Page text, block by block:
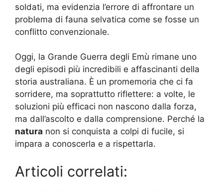
soldati, ma evidenzia l’errore di affrontare un
problema di fauna selvatica come se fosse un
conflitto convenzionale.
Oggi, la Grande Guerra degli Emù rimane uno
degli episodi più incredibili e affascinanti della
storia australiana. È un promemoria che ci fa
sorridere, ma soprattutto riflettere: a volte, le
soluzioni più efficaci non nascono dalla forza,
ma dall’ascolto e dalla comprensione. Perché la
natura non si conquista a colpi di fucile, si
impara a conoscerla e a rispettarla.
Articoli correlati: